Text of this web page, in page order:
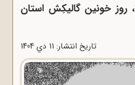
12 دی ماه 1357، روز خونین گالیکِش استان
تاریخ انتشار: 11 دي 1404